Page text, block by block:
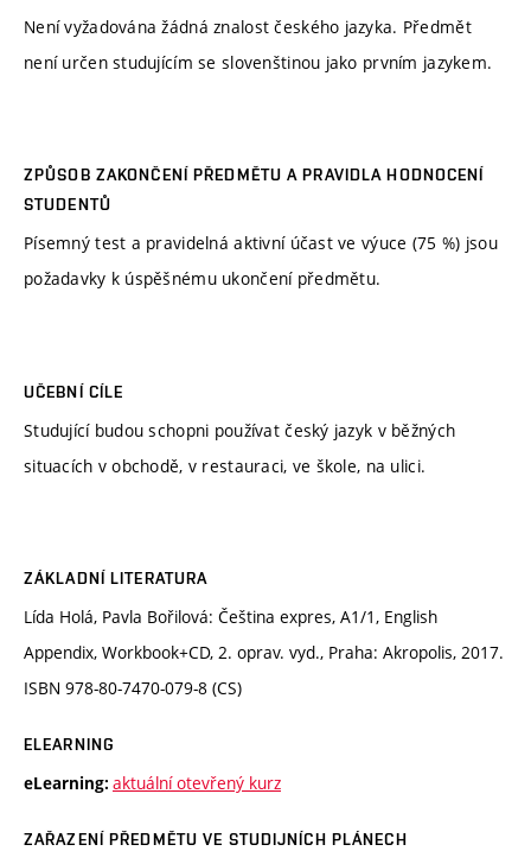
Není vyžadována žádná znalost českého jazyka. Předmět
není určen studujícím se slovenštinou jako prvním jazykem.
ZPŮSOB ZAKONČENÍ PŘEDMĚTU A PRAVIDLA HODNOCENÍ
STUDENTŮ
Písemný test a pravidelná aktivní účast ve výuce (75 %) jsou
požadavky k úspěšnému ukončení předmětu.
UČEBNÍ CÍLE
Studující budou schopni používat český jazyk v běžných
situacích v obchodě, v restauraci, ve škole, na ulici.
ZÁKLADNÍ LITERATURA
Lída Holá, Pavla Bořilová: Čeština expres, A1/1, English
Appendix, Workbook+CD, 2. oprav. vyd., Praha: Akropolis, 2017.
ISBN 978-80-7470-079-8 (CS)
ELEARNING
eLearning: aktuální otevřený kurz
ZAŘAZENÍ PŘEDMĚTU VE STUDIJNÍCH PLÁNECH